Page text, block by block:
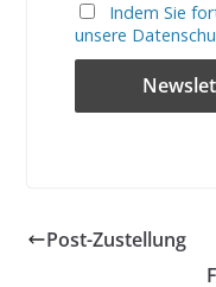
Indem Sie
unsere
Post-Zustellung